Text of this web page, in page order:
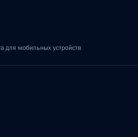
налоговой службы